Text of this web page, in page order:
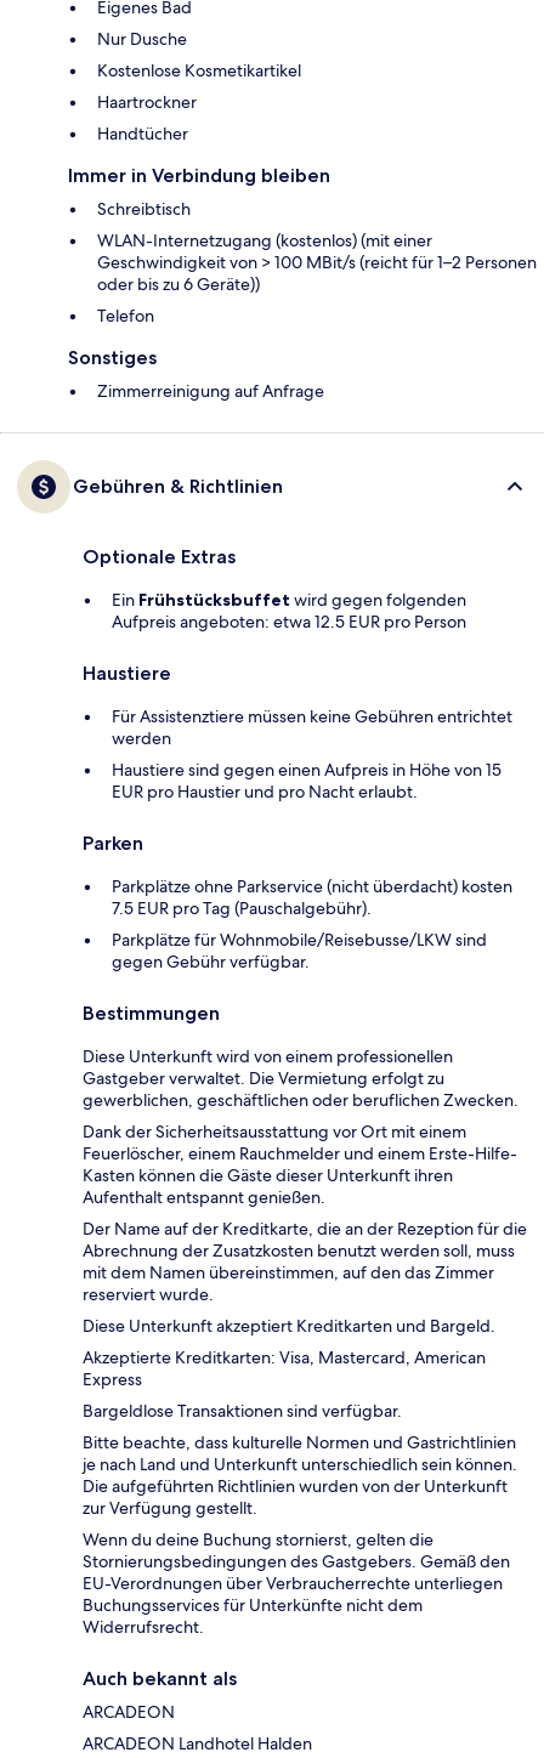
Eigenes Bad
Nur Dusche
Kostenlose Kosmetikartikel
Haartrockner
Handtücher
Immer in Verbindung bleiben
Schreibtisch
WLAN-Internetzugang (kostenlos) (mit einer
Geschwindigkeit von > 100 MBit/s (reicht für 1–2 Personen
oder bis zu 6 Geräte))
Telefon
Sonstiges
Zimmerreinigung auf Anfrage
Gebühren & Richtlinien
Optionale Extras
Ein Frühstücksbuffet wird gegen folgenden
Aufpreis angeboten: etwa 12.5 EUR pro Person
Haustiere
Für Assistenztiere müssen keine Gebühren entrichtet
werden
Haustiere sind gegen einen Aufpreis in Höhe von 15
EUR pro Haustier und pro Nacht erlaubt.
Parken
Parkplätze ohne Parkservice (nicht überdacht) kosten
7.5 EUR pro Tag (Pauschalgebühr).
Parkplätze für Wohnmobile/Reisebusse/LKW sind
gegen Gebühr verfügbar.
Bestimmungen
Diese Unterkunft wird von einem professionellen
Gastgeber verwaltet. Die Vermietung erfolgt zu
gewerblichen, geschäftlichen oder beruflichen Zwecken.
Dank der Sicherheitsausstattung vor Ort mit einem
Feuerlöscher, einem Rauchmelder und einem Erste-Hilfe-
Kasten können die Gäste dieser Unterkunft ihren
Aufenthalt entspannt genießen.
Der Name auf der Kreditkarte, die an der Rezeption für die
Abrechnung der Zusatzkosten benutzt werden soll, muss
mit dem Namen übereinstimmen, auf den das Zimmer
reserviert wurde.
Diese Unterkunft akzeptiert Kreditkarten und Bargeld.
Akzeptierte Kreditkarten: Visa, Mastercard, American
Express
Bargeldlose Transaktionen sind verfügbar.
Bitte beachte, dass kulturelle Normen und Gastrichtlinien
je nach Land und Unterkunft unterschiedlich sein können.
Die aufgeführten Richtlinien wurden von der Unterkunft
zur Verfügung gestellt.
Wenn du deine Buchung stornierst, gelten die
Stornierungsbedingungen des Gastgebers. Gemäß den
EU-Verordnungen über Verbraucherrechte unterliegen
Buchungsservices für Unterkünfte nicht dem
Widerrufsrecht.
Auch bekannt als
ARCADEON
ARCADEON Landhotel Halden